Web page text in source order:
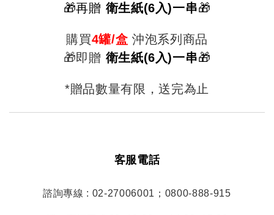
🎁再贈 衛生紙(6入)一串🎁
購買4罐/盒 沖泡系列商品
🎁即贈 衛生紙(6入)一串🎁
*贈品數量有限，送完為止
客服電話
諮詢專線 : 02-27006001；0800-888-915